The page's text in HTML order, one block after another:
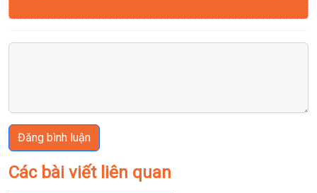
Đăng bình luận
Các bài viết liên quan